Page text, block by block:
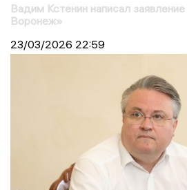
Вадим Кстенин написал
Воронеж»
23/03/2026 22:59